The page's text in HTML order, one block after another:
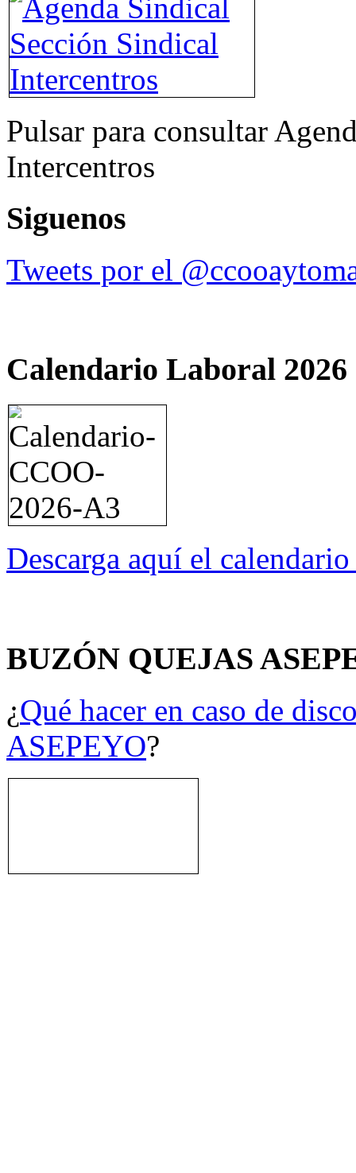
Pulsar para consultar
Intercentros
Siguenos
Tweets por el
Calendario Laboral 2026
Descarga aquí el
BUZÓN QUEJAS
¿Qué hacer en caso de
ASEPEYO?